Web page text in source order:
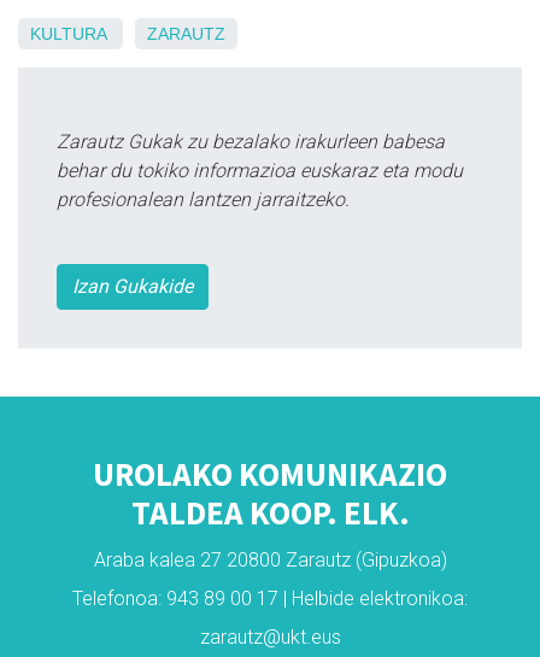
KULTURA ZARAUTZ
Zarautz Gukak zu bezalako irakurleen babesa
behar du tokiko informazioa euskaraz eta modu
profesionalean lantzen jarraitzeko.
Izan Gukakide
UROLAKO KOMUNIKAZIO
TALDEA KOOP. ELK.
Araba kalea 27 20800 Zarautz (Gipuzkoa)
Telefonoa: 943 89 00 17 | Helbide elektronikoa:
zarautz@ukt.eus